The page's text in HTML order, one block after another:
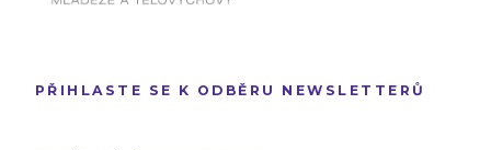
PŘIHLASTE SE K ODBĚRU NEWSLETTERŮ